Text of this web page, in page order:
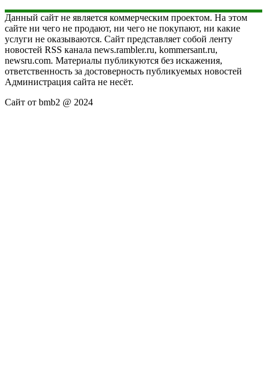
Данный сайт не является коммерческим проектом. На этом
сайте ни чего не продают, ни чего не покупают, ни какие
услуги не оказываются. Сайт представляет собой ленту
новостей RSS канала news.rambler.ru, kommersant.ru,
newsru.com. Материалы публикуются без искажения,
ответственность за достоверность публикуемых новостей
Администрация сайта не несёт.
Сайт от bmb2 @ 2024